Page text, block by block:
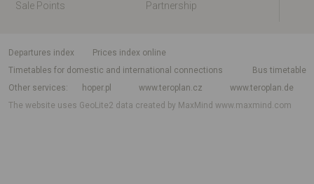
Sale Points
Partnership
departures index
Prices index online
Timetables for domestic and international connections
Bus timetable
Other services
hoper.pl www.teroplan.cz
www.teroplan.de
The website uses GeoLite2 data created by MaxMindwww.maxmind.com